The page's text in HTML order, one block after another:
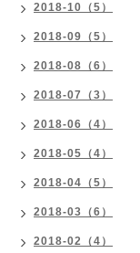
2018-10（5）
2018-09（5）
2018-08（6）
2018-07（3）
2018-06（4）
2018-05（4）
2018-04（5）
2018-03（6）
2018-02（4）